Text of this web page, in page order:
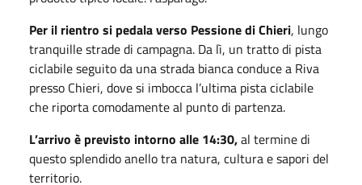
Per il rientro si pedala verso Pessione di Chieri, lungo
tranquille strade di campagna. Da lì, un tratto di pista
ciclabile seguito da una strada bianca conduce a Riva
presso Chieri, dove si imbocca l’ultima pista ciclabile
che riporta comodamente al punto di partenza.
L’arrivo è previsto intorno alle 14:30,al termine di
questo splendido anello tra natura, cultura e sapori del
territorio.